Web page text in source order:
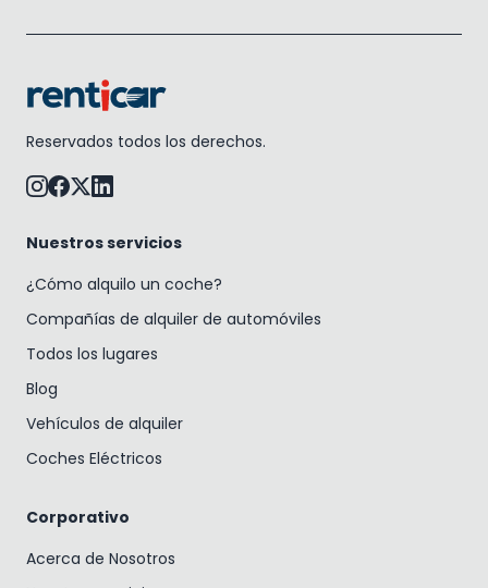
Reservados todos los derechos.
Nuestros servicios
¿Cómo alquilo un coche?
Compañías de alquiler de automóviles
Todos los lugares
Blog
Vehículos de alquiler
Coches Eléctricos
Corporativo
Acerca de Nosotros